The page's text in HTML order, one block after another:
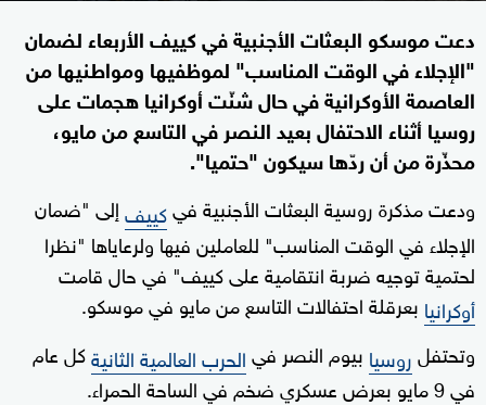
دعت موسكو البعثات الأجنبية في كييف الأربعاء لضمان
"الإجلاء في الوقت المناسب" لموظفيها ومواطنيها من
العاصمة الأوكرانية في حال شنّت أوكرانيا هجمات على
روسيا أثناء الاحتفال بعيد النصر في التاسع من مايو،
محذّرة من أن ردّها سيكون "حتميا".
ودعت مذكرة روسية البعثات الأجنبية فيكييفإلى "ضمان
الإجلاء في الوقت المناسب" للعاملين فيها ولرعاياها "نظرا
لحتمية توجيه ضربة انتقامية على كييف" في حال قامت
أوكرانيا بعرقلة احتفالات التاسع من مايو في موسكو.
وتحتفلروسيا بيوم النصر فيالحرب العالمية الثانيةكل عام
في 9 مايو بعرض عسكري ضخم في الساحة الحمراء.